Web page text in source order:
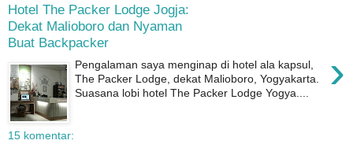
Hotel The Packer Lodge Jogja:
Dekat Malioboro dan Nyaman
Buat Backpacker
›
Pengalaman saya menginap di hotel ala kapsul,
The Packer Lodge, dekat Malioboro, Yogyakarta.
Suasana lobi hotel The Packer Lodge Yogya....
15 komentar: